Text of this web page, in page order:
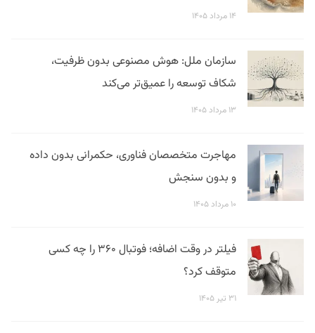
۱۴ مرداد ۱۴۰۵
سازمان ملل: هوش مصنوعی بدون ظرفیت،
شکاف توسعه را عمیق‌تر می‌کند
۱۳ مرداد ۱۴۰۵
مهاجرت متخصصان فناوری، حکمرانی بدون داده
و بدون سنجش
۱۰ مرداد ۱۴۰۵
فیلتر در وقت اضافه؛ فوتبال ۳۶۰ را چه کسی
متوقف کرد؟
۳۱ تیر ۱۴۰۵